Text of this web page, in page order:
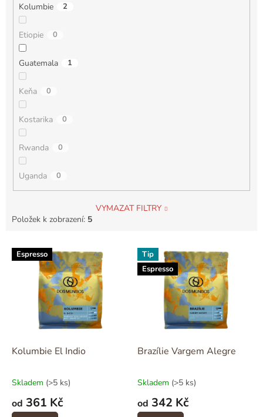
Kolumbie 2
Etiopie 0
Guatemala 1
Keňa 0
Kostarika 0
Rwanda 0
Uganda 0
VYMAZAT FILTRY
Položek k zobrazení: 5
V Espresso
Kolumbie El Indio
Skladem (>5 ks)
od 361 Kč
Tip
Espresso
Brazílie Vargem Alegre
Skladem (>5 ks)
od 342 Kč